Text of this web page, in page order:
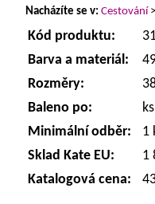
Nacházíte se v: Cestování >
Kód produktu:
Barva a materiál:
Rozměry:
Baleno po:
ks
Minimální odběr:
1
Sklad Kate EU:
1
Katalogová cena: